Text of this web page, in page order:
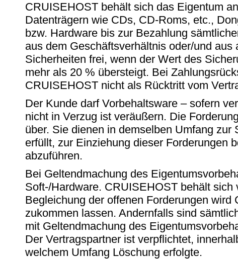
CRUISEHOST behält sich das Eigentum
Datenträgern wie CDs, CD-Roms, etc.,
bzw. Hardware bis zur Bezahlung
aus dem Geschäftsverhältnis oder/und
Sicherheiten frei, wenn der Wert des
mehr als 20 % übersteigt. Bei
CRUISEHOST nicht als Rücktritt vom
Der Kunde darf Vorbehaltsware – sofern
nicht in Verzug ist veräußern. Die
über. Sie dienen in demselben Umfang
erfüllt, zur Einziehung dieser Forderungen
abzuführen.
Bei Geltendmachung des
Soft-/Hardware. CRUISEHOST behält
Begleichung der offenen Forderungen
zukommen lassen. Andernfalls sind
mit Geltendmachung des
Der Vertragspartner ist verpflichtet,
welchem Umfang Löschung erfolgte.